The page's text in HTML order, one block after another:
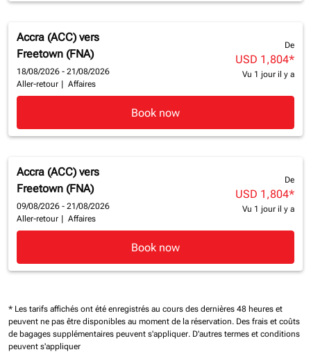
Accra (ACC) vers
Freetown (FNA)
18/08/2026 - 21/08/2026
Aller-retour
Affaires
De
USD 1,804*
Vu 1 jour il y a
Book now
Accra (ACC) vers
Freetown (FNA)
09/08/2026 - 21/08/2026
Aller-retour
Affaires
De
USD 1,804*
Vu 1 jour il y a
Book now
* Les tarifs affichés ont été enregistrés au cours des dernières 48 heures et
peuvent ne pas être disponibles au moment de la réservation. Des frais et coûts
de bagages supplémentaires peuvent s'appliquer. D'autres termes et conditions
peuvent s'appliquer